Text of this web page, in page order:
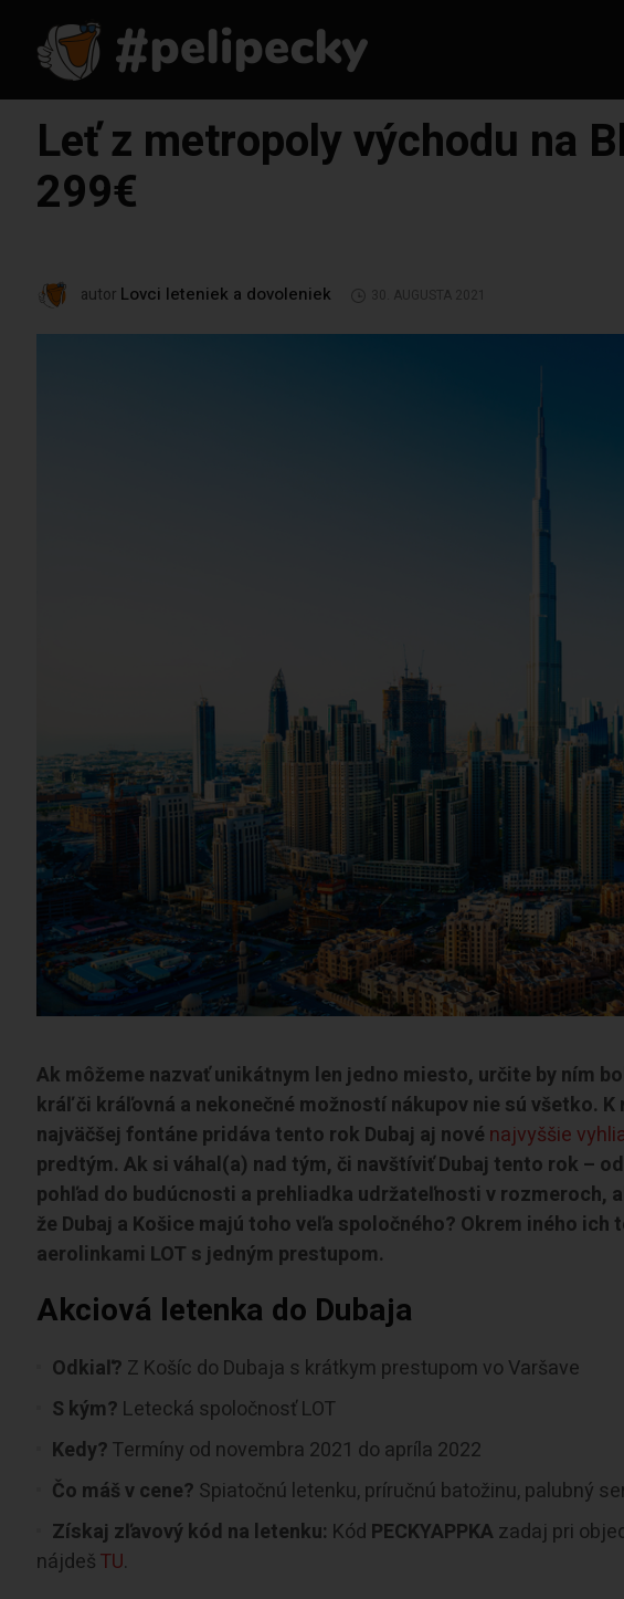
Leť z metropoly východu na
299€
autor Lovci leteniek a dovoleniek 30. AUGUSTA 2021
Ak môžeme nazvať unikátnym len jedno miesto, určite by ním
kráľ či kráľovná a nekonečné možností nákupov nie sú všetko.
najväčšej fontáne pridáva tento rok Dubaj aj nové najvyššie
predtým. Ak si váhal(a) nad tým, či navštíviť Dubaj tento rok –
pohľad do budúcnosti a prehliadka udržateľnosti v rozmeroch,
že Dubaj a Košice majú toho veľa spoločného? Okrem iného ich
aerolinkami LOT s jedným prestupom.
Akciová letenka do Dubaja
Odkiaľ? Z Košíc do Dubaja s krátkym prestupom vo Varšave
S kým? Letecká spoločnosť LOT
Kedy?Termíny od novembra 2021 do apríla 2022
Čo máš v cene? Spiatočnú letenku, príručnú batožinu, palubný
Získaj zľavový kód na letenku: Kód PECKYAPPKAzadaj pri
nájdešTU.